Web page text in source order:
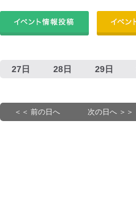
27日 28日 29日
＜＜ 前の日へ 次の日へ ＞＞